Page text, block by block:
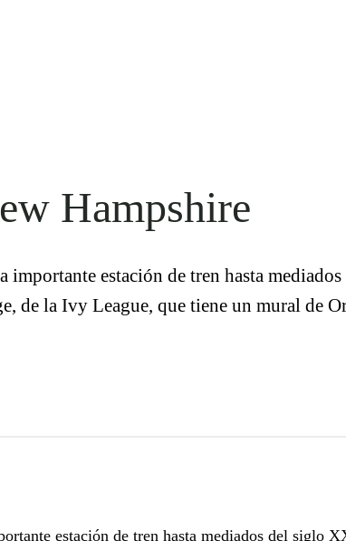
Hampshire
estación de tren hasta
de la Ivy League, que tiene un mural de
estación de tren hasta mediados del siglo